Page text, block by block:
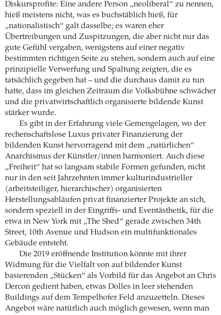
Diskursprofite: Eine andere Person „neoliberal“ zu nennen,
hieß meistens nicht, was es buchstäblich hieß, für
„nationalistisch“ galt dasselbe; es waren eher
Übertreibungen und Zuspitzungen, die aber nicht nur das
gute Gefühl vergaben, wenigstens auf einer negativ
bestimmten richtigen Seite zu stehen, sondern auch auf eine
prinzipielle Verwerfung und Spaltung zeigten, die es
tatsächlich gegeben hat – und die durchaus damit zu tun
hatte, dass im gleichen Zeitraum die Volksbühne schwächer
und die privatwirtschaftlich organisierte bildende Kunst
stärker wurde.
Es gibt in der Erfahrung viele Gemengelagen, wo der
rechenschaftslose Luxus privater Finanzierung der
bildenden Kunst hervorragend mit dem „natürlichen“
Anarchismus der Künstler/innen harmoniert. Auch diese
„Freiheit“ hat so langsam stabile Formen gefunden, nicht
nur in den seit Jahrzehnten immer kulturindustrieller
(arbeitsteiliger, hierarchischer) organisierten
Herstellungsabläufen privat finanzierter Projekte an sich,
sondern speziell in der Eingriffs- und Eventästhetik, für die
etwa in New York mit „The Shed“ gerade zwischen 34th
Street, 10th Avenue und Hudson ein multifunktionales
Gebäude entsteht.
Die 2019 eröffnende Institution könnte mit ihrer
Widmung für die Vielfalt von auf bildender Kunst
basierenden „Stücken“ als Vorbild für das Angebot an Chris
Dercon gedient haben, etwas Dolles in leer stehenden
Buildings auf dem Tempelhofer Feld anzuzetteln. Dieses
Angebot wäre natürlich auch möglich gewesen, wenn man